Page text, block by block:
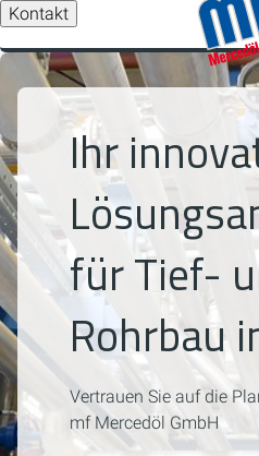
Kontakt
Ihr
für Tief-
Rohrbau
Vertrauen Sie auf die
mf Mercedöl GmbH